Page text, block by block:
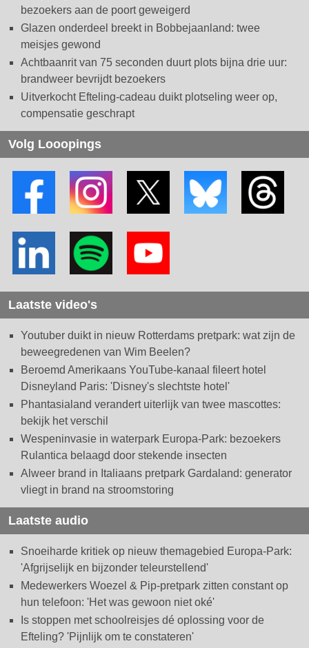
bezoekers aan de poort geweigerd
Glazen onderdeel breekt in Bobbejaanland: twee
meisjes gewond
Achtbaanrit van 75 seconden duurt plots bijna drie uur:
brandweer bevrijdt bezoekers
Uitverkocht Efteling-cadeau duikt plotseling weer op,
compensatie geschrapt
Volg Looopings
Laatste video's
Youtuber duikt in nieuw Rotterdams pretpark: wat zijn de
beweegredenen van Wim Beelen?
Beroemd Amerikaans YouTube-kanaal fileert hotel
Disneyland Paris: 'Disney's slechtste hotel'
Phantasialand verandert uiterlijk van twee mascottes:
bekijk het verschil
Wespeninvasie in waterpark Europa-Park: bezoekers
Rulantica belaagd door stekende insecten
Alweer brand in Italiaans pretpark Gardaland: generator
vliegt in brand na stroomstoring
Laatste audio
Snoeiharde kritiek op nieuw themagebied Europa-Park:
'Afgrijselijk en bijzonder teleurstellend'
Medewerkers Woezel & Pip-pretpark zitten constant op
hun telefoon: 'Het was gewoon niet oké'
Is stoppen met schoolreisjes dé oplossing voor de
Efteling? 'Pijnlijk om te constateren'